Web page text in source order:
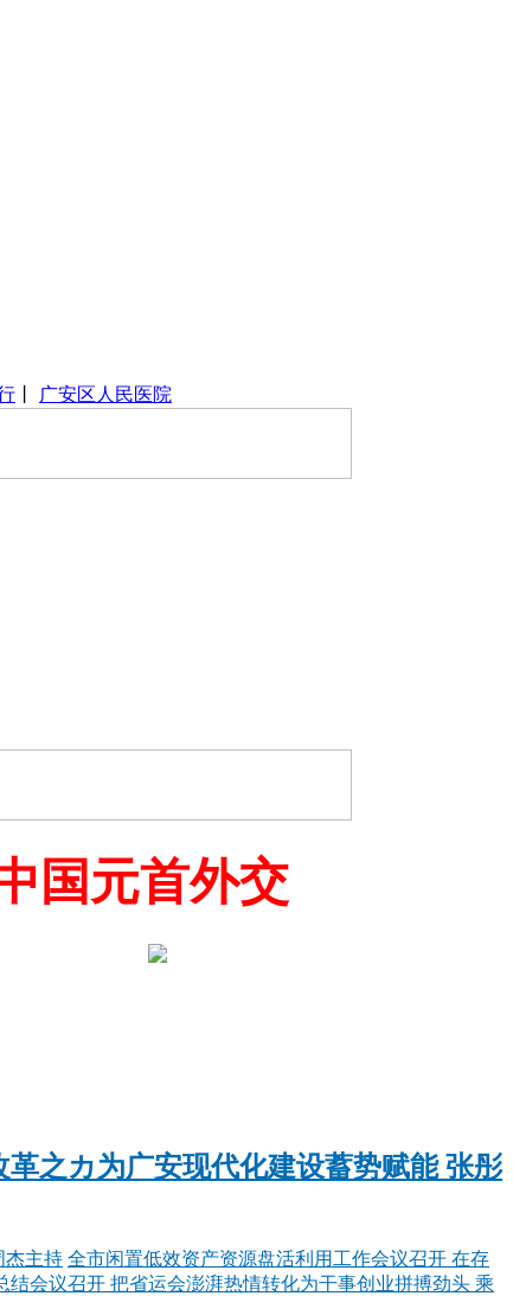
广安区人民医院
国元首外交
之カ为广安现代化建设蓄势赋能 张彤
杰主持 全市闲置低效资产资源盘活利用工作会议召开 在存
结会议召开 把省运会澎湃热情转化为干事创业拼搏劲头 乘